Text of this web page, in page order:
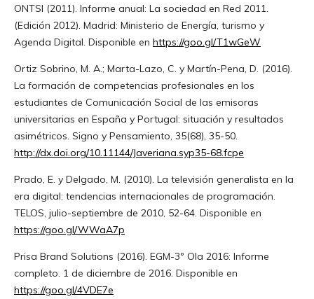
ONTSI (2011). Informe anual: La sociedad en Red 2011.
(Edición 2012). Madrid: Ministerio de Energía, turismo y
Agenda Digital. Disponible en https://goo.gl/T1wGeW
Ortiz Sobrino, M. A.; Marta-Lazo, C. y Martín-Pena, D. (2016).
La formación de competencias profesionales en los
estudiantes de Comunicación Social de las emisoras
universitarias en España y Portugal: situación y resultados
asimétricos. Signo y Pensamiento, 35(68), 35-50.
http://dx.doi.org/10.11144/Javeriana.syp35-68.fcpe
Prado, E. y Delgado, M. (2010). La televisión generalista en la
era digital: tendencias internacionales de programación.
TELOS, julio-septiembre de 2010, 52-64. Disponible en
https://goo.gl/WWaA7p
Prisa Brand Solutions (2016). EGM-3º Ola 2016: Informe
completo. 1 de diciembre de 2016. Disponible en
https://goo.gl/4VDE7e